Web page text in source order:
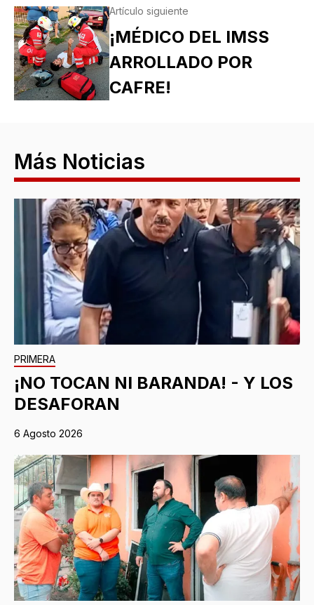
Artículo siguiente
¡MÉDICO DEL IMSS
ARROLLADO POR
CAFRE!
Más Noticias
PRIMERA
¡NO TOCAN NI BARANDA! - Y LOS
DESAFORAN
6 Agosto 2026